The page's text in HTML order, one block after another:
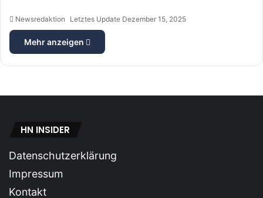
Newsredaktion Letztes Update Dezember 15, 2025
Mehr anzeigen
HN INSIDER
Datenschutzerklärung
Impressum
Kontakt